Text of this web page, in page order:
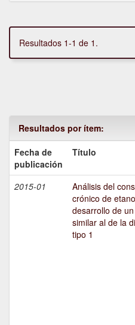
Resultados 1-1 de 1.
Resultados por ítem:
Fecha de
publicación
Título
2015-01
Análisis del
crónico de
desarrollo de
similar al de la
tipo 1